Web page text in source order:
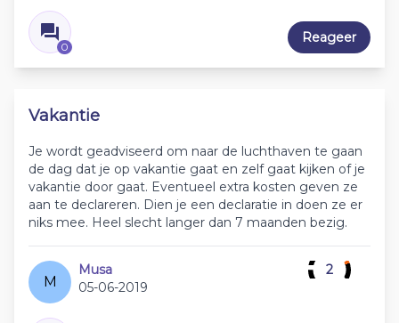
0
Reageer
Vakantie
Je wordt geadviseerd om naar de luchthaven te gaan
de dag dat je op vakantie gaat en zelf gaat kijken of je
vakantie door gaat. Eventueel extra kosten geven ze
aan te declareren. Dien je een declaratie in doen ze er
niks mee. Heel slecht langer dan 7 maanden bezig.
M
Musa
05-06-2019
2